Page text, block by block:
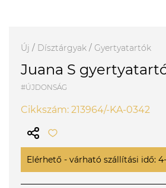
Új / Dísztárgyak / Gyertyatartók
Juana S
#ÚJDONSÁG
Cikkszám: 213964/-KA-0342
Elérhető - várható szállítási idő: